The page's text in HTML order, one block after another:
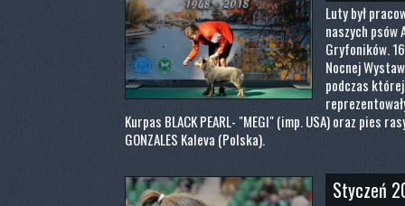
Luty był
naszych
Gryfoników.
Nocnej
podczas
Kurpas BLACK PEARL- "MEGI" (imp. USA) oraz pies
GONZALES Kaleva (Polska).
Styczeń